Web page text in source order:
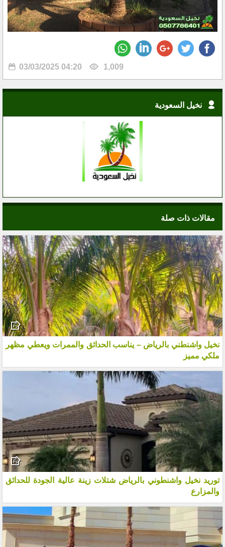
03/03/2025 04:20 1,009
نخيل السعودية
مقالات ذات صلة
نخيل واشنطني بالرياض – يناسب الحدائق والممرات ويعطي مظهر
ملكي مميز
توريد نخيل واشنطوني بالرياض شتلات زينة عالية الجودة للحدائق
والمزارع